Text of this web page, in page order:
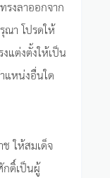
รงลาออกจาก
ณา โปรดให้
แต่งตั้งให้เป็น
แหน่งอื่นใด
ให้สมเด็จ
กดิ์เป็นผู้